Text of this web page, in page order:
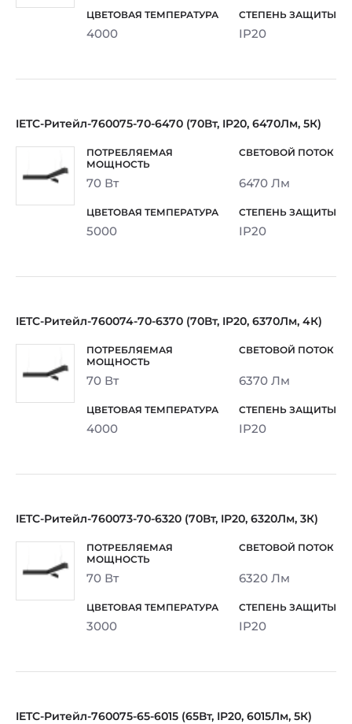
4000 IP20
IETC-Ритейл-760075-70-6470 (70Вт, IP20, 6470Лм, 5К)
70 Вт 6470 Лм
5000 IP20
IETC-Ритейл-760074-70-6370 (70Вт, IP20, 6370Лм, 4К)
70 Вт 6370 Лм
4000 IP20
IETC-Ритейл-760073-70-6320 (70Вт, IP20, 6320Лм, 3К)
70 Вт 6320 Лм
3000 IP20
IETC-Ритейл-760075-65-6015 (65Вт, IP20, 6015Лм, 5К)